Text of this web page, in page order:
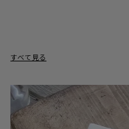
すべて見る